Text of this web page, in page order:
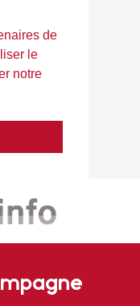
de
le
notre